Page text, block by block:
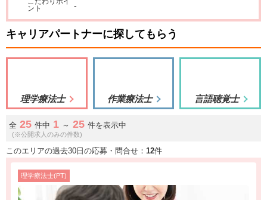
ント
-
キャリアパートナーに探してもらう
理学療法士 作業療法士 言語聴覚士
全 25 件中 1 ～ 25 件を表示中
(※公開求人のみの件数)
このエリアの過去30日の応募・問合せ： 12件
理学療法士(PT)